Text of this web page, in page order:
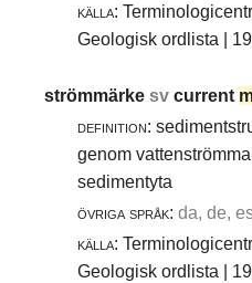
källa:
Geologisk ordlista |
strömmärkesvcurrent
definition:
genom
sedimentyta
övriga språk: da, de,
källa:
Geologisk ordlista |